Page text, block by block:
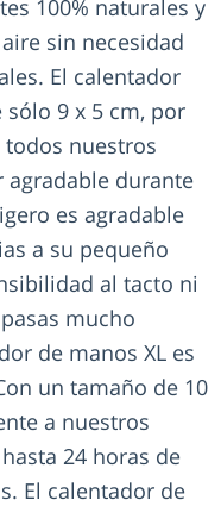
100% naturales y
sin necesidad
El calentador
9 x 5 cm, por
nuestros
agradable durante
es agradable
a su pequeño
al tacto ni
mucho
de manos XL es
un tamaño de 10
a nuestros
24 horas de
El calentador de